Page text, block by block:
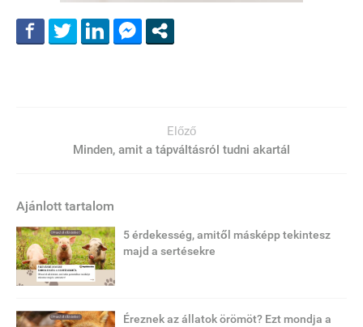
Előző
Minden, amit a tápváltásról tudni akartál
Ajánlott tartalom
5 érdekesség, amitől másképp tekintesz
majd a sertésekre
Éreznek az állatok örömöt? Ezt mondja a